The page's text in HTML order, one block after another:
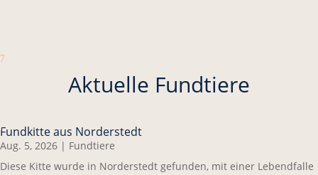
7
Aktuelle Fundtiere
Fundkitte aus Norderstedt
Aug. 5, 2026 | Fundtiere
Diese Kitte wurde in Norderstedt gefunden, mit einer Lebendfalle